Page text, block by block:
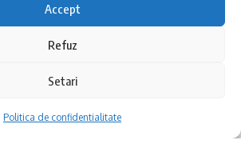
Accept
Refuz
Setari
Politica de confidentialitate
La Drum cu Ada